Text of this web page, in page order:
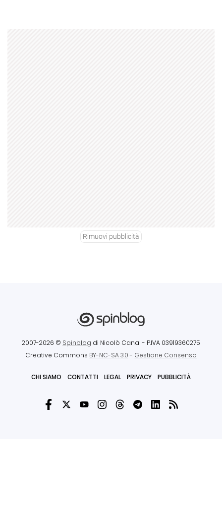
Rimuovi pubblicità
2007-2026 © Spinblog di Nicolò Canal - P.IVA 03919360275
Creative Commons BY-NC-SA 3.0- Gestione Consenso
CHI SIAMO CONTATTI LEGAL PRIVACY PUBBLICITÀ